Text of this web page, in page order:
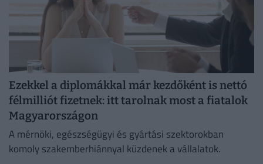
Ezekkel a diplomákkal már kezdőként is nettó
félmilliót fizetnek: itt tarolnak most a fiatalok
Magyarországon
A mérnöki, egészségügyi és gyártási szektorokban
komoly szakemberhiánnyal küzdenek a vállalatok.